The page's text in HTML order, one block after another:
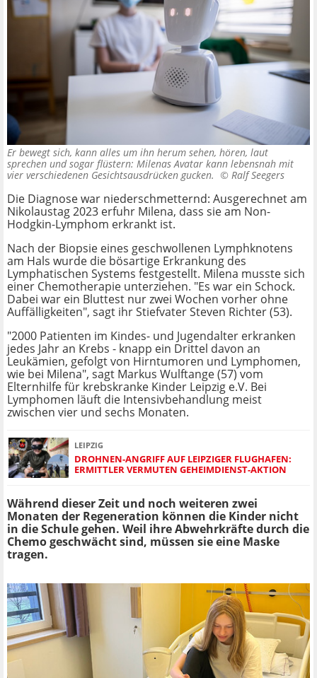
Er bewegt sich, kann alles um ihn herum sehen, hören, laut
sprechen und sogar flüstern: Milenas Avatar kann lebensnah mit
vier verschiedenen Gesichtsausdrücken gucken. © Ralf Seegers
Die Diagnose war niederschmetternd: Ausgerechnet am
Nikolaustag 2023 erfuhr Milena, dass sie am Non-
Hodgkin-Lymphom erkrankt ist.
Nach der Biopsie eines geschwollenen Lymphknotens
am Hals wurde die bösartige Erkrankung des
Lymphatischen Systems festgestellt. Milena musste sich
einer Chemotherapie unterziehen. "Es war ein Schock.
Dabei war ein Bluttest nur zwei Wochen vorher ohne
Auffälligkeiten", sagt ihr Stiefvater Steven Richter (53).
"2000 Patienten im Kindes- und Jugendalter erkranken
jedes Jahr an Krebs - knapp ein Drittel davon an
Leukämien, gefolgt von Hirntumoren und Lymphomen,
wie bei Milena", sagt Markus Wulftange (57) vom
Elternhilfe für krebskranke Kinder Leipzig e.V. Bei
Lymphomen läuft die Intensivbehandlung meist
zwischen vier und sechs Monaten.
LEIPZIG
DROHNEN-ANGRIFF AUF LEIPZIGER FLUGHAFEN:
ERMITTLER VERMUTEN GEHEIMDIENST-AKTION
Während dieser Zeit und noch weiteren zwei
Monaten der Regeneration können die Kinder nicht
in die Schule gehen. Weil ihre Abwehrkräfte durch die
Chemo geschwächt sind, müssen sie eine Maske
tragen.